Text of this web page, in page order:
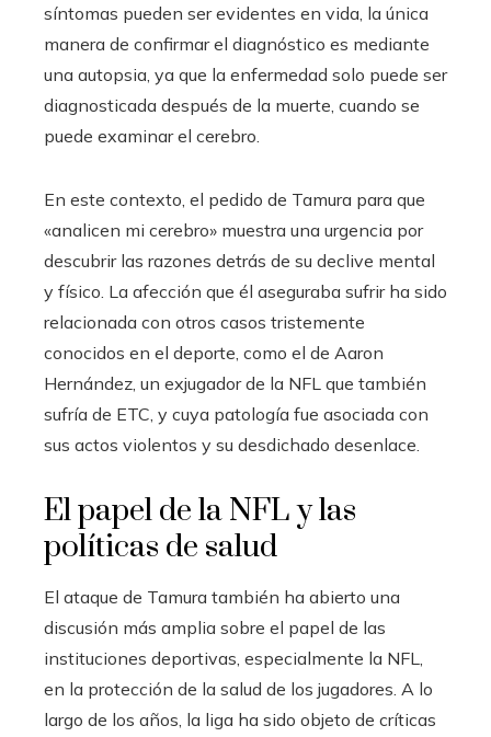
síntomas pueden ser evidentes en vida, la única
manera de confirmar el diagnóstico es mediante
una autopsia, ya que la enfermedad solo puede ser
diagnosticada después de la muerte, cuando se
puede examinar el cerebro.
En este contexto, el pedido de Tamura para que
«analicen mi cerebro» muestra una urgencia por
descubrir las razones detrás de su declive mental
y físico. La afección que él aseguraba sufrir ha sido
relacionada con otros casos tristemente
conocidos en el deporte, como el de Aaron
Hernández, un exjugador de la NFL que también
sufría de ETC, y cuya patología fue asociada con
sus actos violentos y su desdichado desenlace.
El papel de la NFL y las
políticas de salud
El ataque de Tamura también ha abierto una
discusión más amplia sobre el papel de las
instituciones deportivas, especialmente la NFL,
en la protección de la salud de los jugadores. A lo
largo de los años, la liga ha sido objeto de críticas